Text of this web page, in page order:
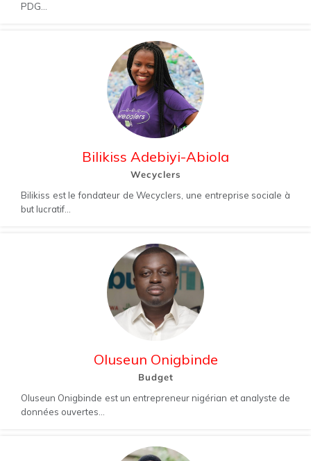
PDG...
Bilikiss Adebiyi-Abiola
Wecyclers
Bilikiss est le fondateur de Wecyclers, une entreprise sociale à
but lucratif...
Oluseun Onigbinde
Budget
Oluseun Onigbinde est un entrepreneur nigérian et analyste de
données ouvertes...